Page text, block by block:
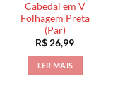
Cabedal em V
Folhagem Preta
(Par)
R$26,99
LER MAIS